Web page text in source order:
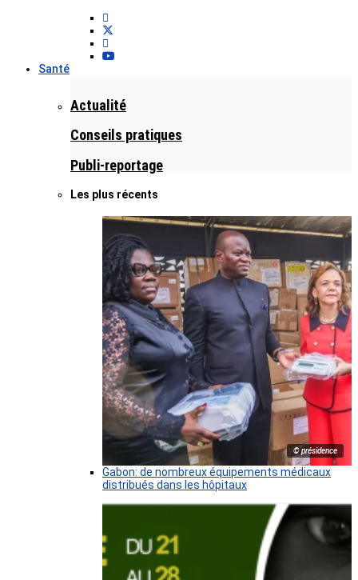
Santé
Actualité
Conseils pratiques
Publi-reportage
Les plus récents
© présidence
Gabon: de nombreux équipements médicaux
distribués dans les hôpitaux